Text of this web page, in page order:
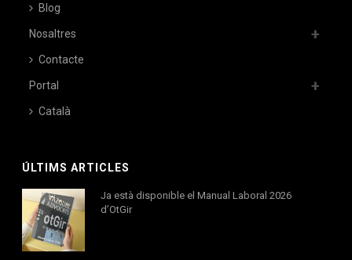
Blog
Nosaltres
Contacte
Portal
Català
ÚLTIMS ARTICLES
Ja està disponible el Manual Laboral 2026
d’OtGir